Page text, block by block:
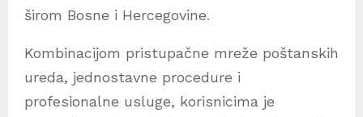
širom Bosne i Hercegovine.
Kombinacijom pristupačne mreže poštanskih
ureda, jednostavne procedure i
profesionalne usluge, korisnicima je